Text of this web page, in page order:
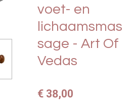
voet- en
lichaamsmas
sage - Art Of
Vedas
€ 38,00